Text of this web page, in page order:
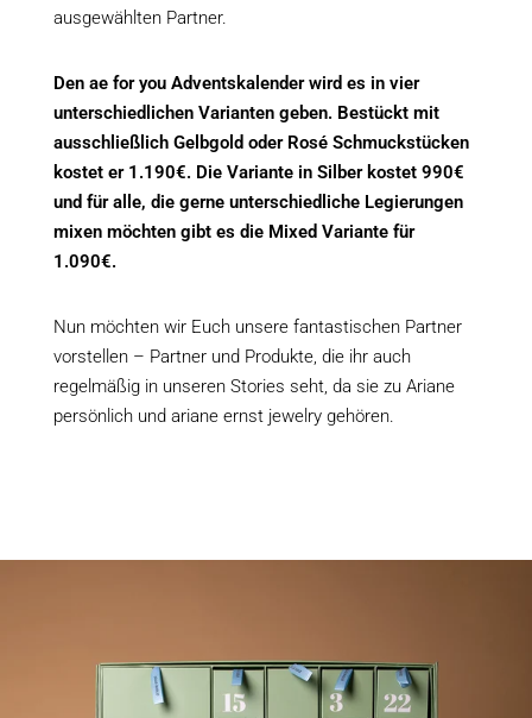
ausgewählten Partner.
Den ae for you Adventskalender wird es in vier
unterschiedlichen Varianten geben. Bestückt mit
ausschließlich Gelbgold oder Rosé Schmuckstücken
kostet er 1.190€. Die Variante in Silber kostet 990€
und für alle, die gerne unterschiedliche Legierungen
mixen möchten gibt es die Mixed Variante für
1.090€.
Nun möchten wir Euch unsere fantastischen Partner
vorstellen – Partner und Produkte, die ihr auch
regelmäßig in unseren Stories seht, da sie zu Ariane
persönlich und ariane ernst jewelry gehören.